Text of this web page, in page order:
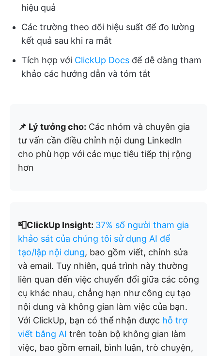
hiệu quả
Các trường theo dõi hiệu suất để đo lường
kết quả sau khi ra mắt
Tích hợp với ClickUp Docs để dễ dàng tham
khảo các hướng dẫn và tóm tắt
📌 Lý tưởng cho: Các nhóm và chuyên gia
tư vấn cần điều chỉnh nội dung LinkedIn
cho phù hợp với các mục tiêu tiếp thị rộng
hơn
📮ClickUp Insight: 37% số người tham gia
khảo sát của chúng tôi sử dụng AI để
tạo/lập nội dung, bao gồm viết, chỉnh sửa
và email. Tuy nhiên, quá trình này thường
liên quan đến việc chuyển đổi giữa các công
cụ khác nhau, chẳng hạn như công cụ tạo
nội dung và không gian làm việc của bạn.
Với ClickUp, bạn có thể nhận được hỗ trợ
viết bằng AI trên toàn bộ không gian làm
việc, bao gồm email, bình luận, trò chuyện,